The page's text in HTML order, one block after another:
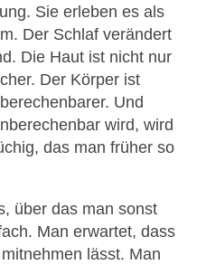
Sie erleben es als
Der Schlaf verändert
Die Haut ist nicht nur
Der Körper ist
Und
wird, wird
das man früher so
über das man sonst
Man erwartet, dass
lässt. Man